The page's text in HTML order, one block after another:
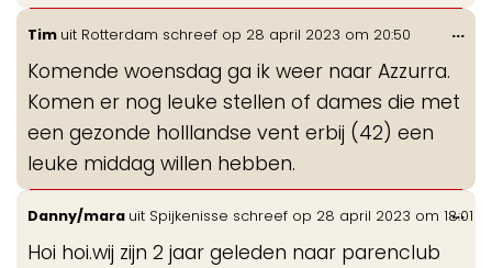
Tim uit Rotterdam schreef op 28 april 2023 om 20:50
Komende woensdag ga ik weer naar Azzurra.
Komen er nog leuke stellen of dames die met
een gezonde holllandse vent erbij (42) een
leuke middag willen hebben.
...
Danny/mara uit Spijkenisse schreef op 28 april 2023 om 18:01
Hoi hoi.wij zijn 2 jaar geleden naar parenclub
...